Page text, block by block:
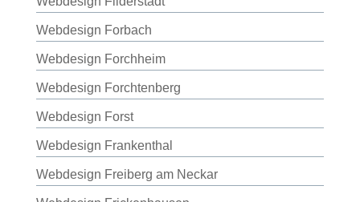
Webdesign Forbach
Webdesign Forchheim
Webdesign Forchtenberg
Webdesign Forst
Webdesign Frankenthal
Webdesign Freiberg am Neckar